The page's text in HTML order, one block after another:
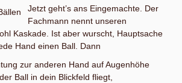
Jetzt geht’s ans Eingemachte. Der
Fachmann nennt unseren
Kaskade. Ist aber wurscht, Hauptsache
Hand einen Ball. Dann
zur anderen Hand auf Augenhöhe
Ball in dein Blickfeld fliegt,